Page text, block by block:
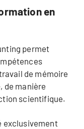
en
permet
de mémoire
de manière
scientifique.
exclusivement